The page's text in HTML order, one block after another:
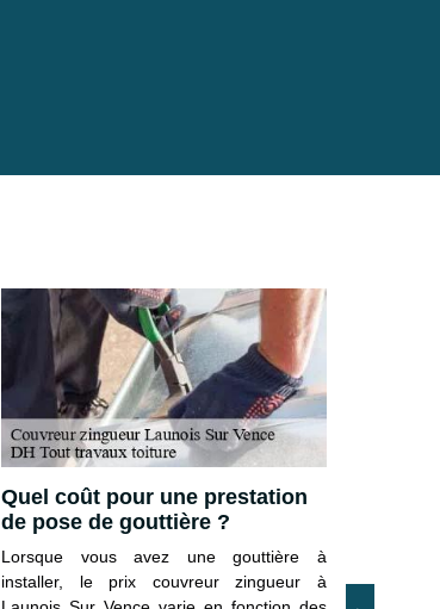
Quel coût pour une prestation
de pose de gouttière ?
Lorsque vous avez une gouttière à
installer, le prix couvreur zingueur à
réaliser